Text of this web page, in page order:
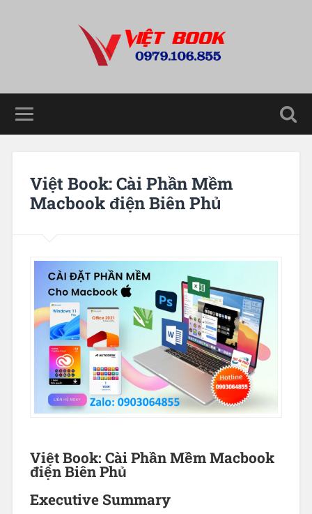
Việt Book: Cài Phần Mềm
Macbook điện Biên Phủ
Việt Book: Cài Phần Mềm Macbook
điện Biên Phủ
Executive Summary